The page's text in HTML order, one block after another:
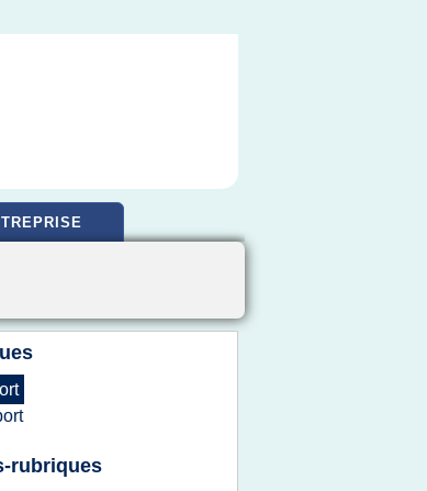
rubriques